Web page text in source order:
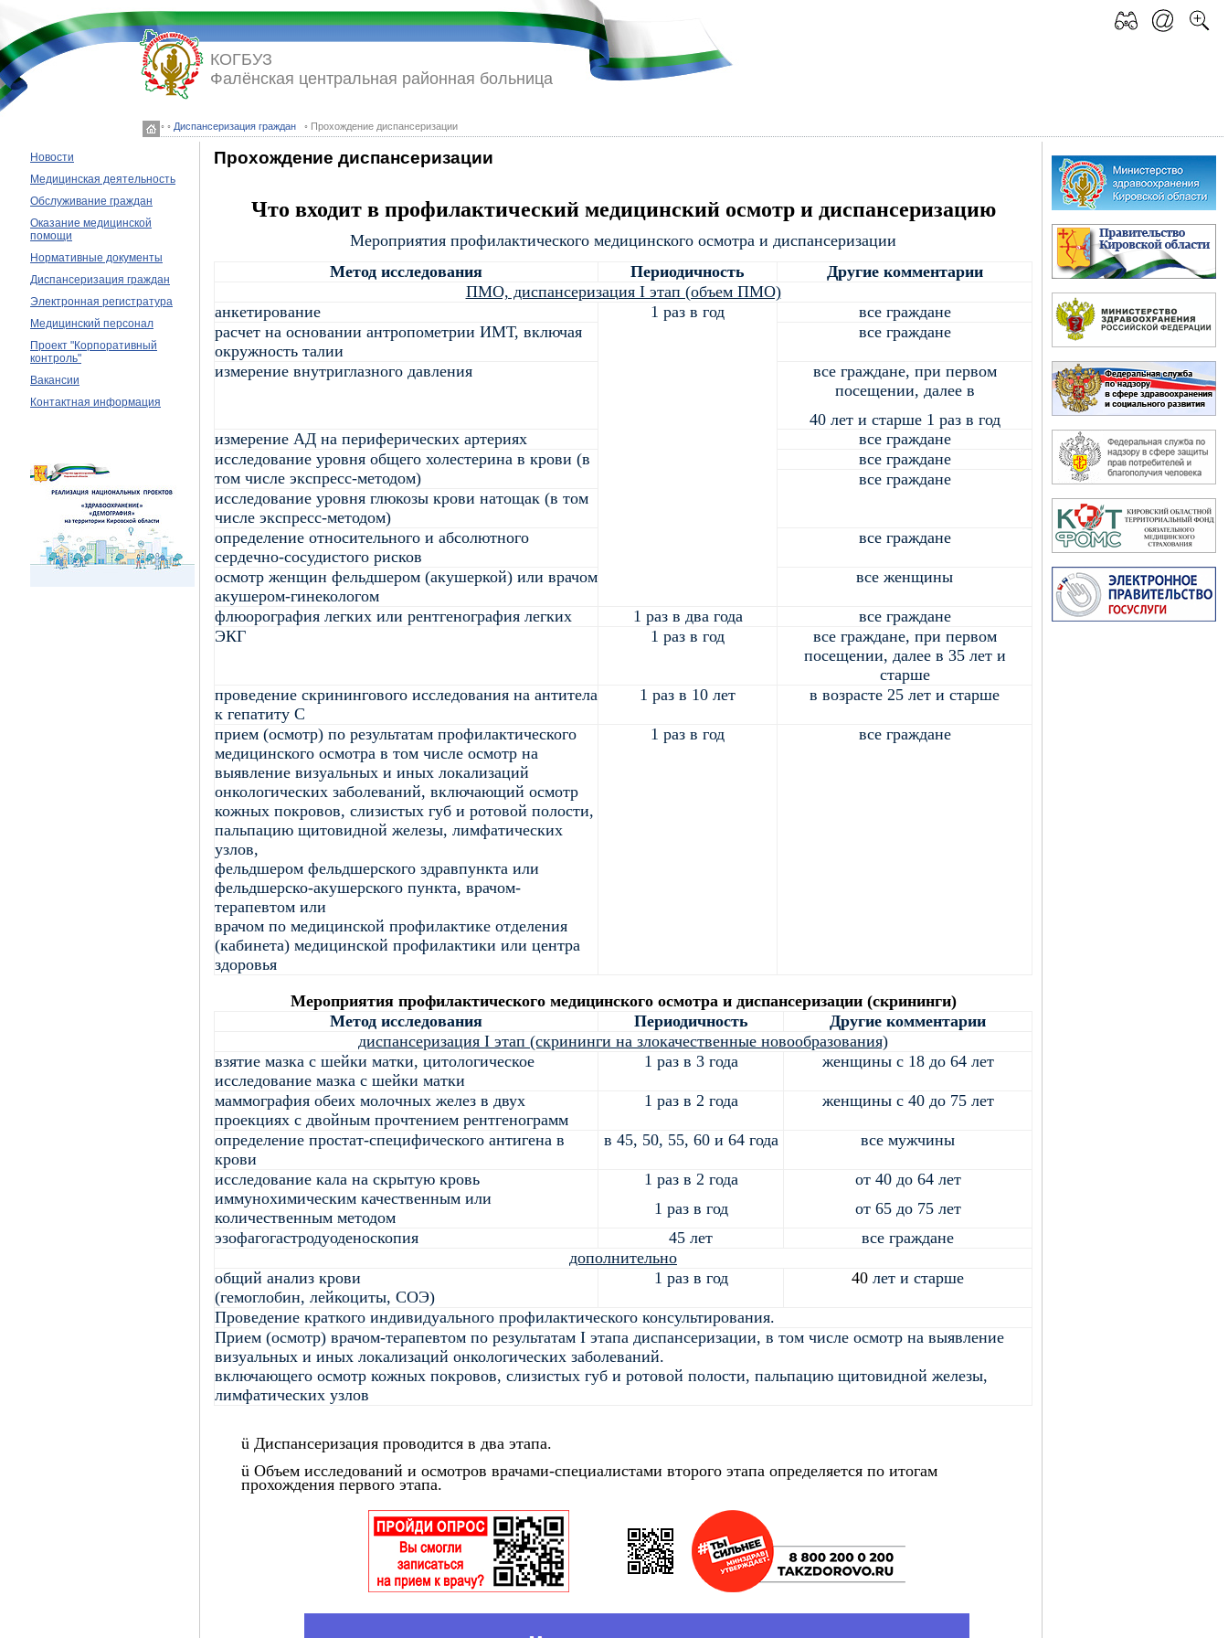
◦ ◦ Диспансеризация граждан ◦ Прохождение диспансеризации
КОГБУЗ
Фалёнская центральная районная больница
Новости
Медицинская деятельность
Обслуживание граждан
Оказание медицинской
помощи
Нормативные документы
Диспансеризация граждан
Электронная регистратура
Медицинский персонал
Проект "Корпоративный
контроль"
Вакансии
Контактная информация
Прохождение диспансеризации
Что входит в профилактический медицинский осмотр и диспансеризацию
Мероприятия профилактического медицинского осмотра и диспансеризации
Метод исследования
Периодичность
Другие комментарии
ПМО, диспансеризация I этап (объем ПМО)
анкетирование
1 раз в год
все граждане
расчет на основании антропометрии ИМТ, включая
окружность талии
все граждане
измерение внутриглазного давления
все граждане, при первом
посещении, далее в
40 лет и старше 1 раз в год
измерение АД на периферических артериях
все граждане
исследование уровня общего холестерина в крови (в
том числе экспресс-методом)
все граждане
все граждане
исследование уровня глюкозы крови натощак (в том
числе экспресс-методом)
определение относительного и абсолютного
сердечно-сосудистого рисков
все граждане
осмотр женщин фельдшером (акушеркой) или врачом
акушером-гинекологом
все женщины
флюорография легких или рентгенография легких 1 раз в два года
все граждане
ЭКГ
1 раз в год
все граждане, при первом
посещении, далее в 35 лет и
старше
проведение скринингового исследования на антитела
к гепатиту C
1 раз в 10 лет в возрасте 25 лет и старше
прием (осмотр) по результатам профилактического
медицинского осмотра в том числе осмотр на
выявление визуальных и иных локализаций
онкологических заболеваний, включающий осмотр
кожных покровов, слизистых губ и ротовой полости,
пальпацию щитовидной железы, лимфатических
узлов,
фельдшером фельдшерского здравпункта или
фельдшерско-акушерского пункта, врачом-
терапевтом или
врачом по медицинской профилактике отделения
(кабинета) медицинской профилактики или центра
здоровья
1 раз в год все граждане
Мероприятия профилактического медицинского осмотра и диспансеризации (скрининги)
Метод исследования
Периодичность
Другие комментарии
диспансеризация I этап (скрининги на злокачественные новообразования)
взятие мазка с шейки матки, цитологическое
исследование мазка с шейки матки
1 раз в 3 года женщины с 18 до 64 лет
маммография обеих молочных желез в двух
проекциях с двойным прочтением рентгенограмм
1 раз в 2 года женщины с 40 до 75 лет
определение простат-специфического антигена в
крови
в 45, 50, 55, 60 и 64 года все мужчины
исследование кала на скрытую кровь
иммунохимическим качественным или
количественным методом
1 раз в 2 года
1 раз в год
от 40 до 64 лет
от 65 до 75 лет
эзофагогастродуоденоскопия
45 лет
все граждане
дополнительно
общий анализ крови
(гемоглобин, лейкоциты, СОЭ)
1 раз в год 40 лет и старше
Проведение краткого индивидуального профилактического консультирования.
Прием (осмотр) врачом-терапевтом по результатам I этапа диспансеризации, в том числе осмотр на выявление
визуальных и иных локализаций онкологических заболеваний.
включающего осмотр кожных покровов, слизистых губ и ротовой полости, пальпацию щитовидной железы,
лимфатических узлов
ü Диспансеризация проводится в два этапа.
ü Объем исследований и осмотров врачами-специалистами второго этапа определяется по итогам
прохождения первого этапа.